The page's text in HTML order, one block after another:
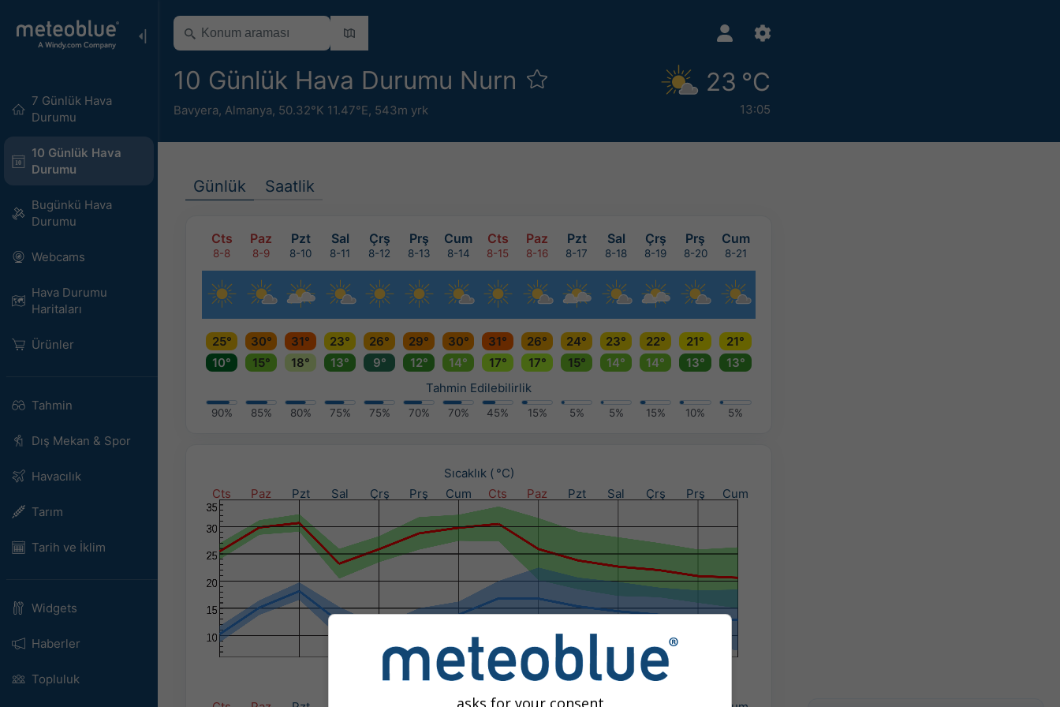
7 Günlük Hava
Durumu
10 Günlük Hava
Durumu
Bugünkü Hava
Durumu
Webcams
Hava Durumu
Haritaları​
Ürünler
Tahmin
Dış Mekan & Spor
Havacılık
Tarım
Tarih ve İklim
Widgets
Haberler
Topluluk
10 Günlük Hava Durumu Nurn
Bavyera, Almanya, 50.32°K 11.47°E, 543m yrk
23 °C
13:05
Günlük Saatlik
Cts Paz Pzt Sal Çrş Prş Cum Cts Paz Pzt Sal Çrş Prş Cum
8-8 8-9 8-10 8-11 8-12 8-13 8-14 8-15 8-16 8-17 8-18 8-19 8-20 8-21
25° 30° 31° 23° 26° 29° 30° 31° 26° 24° 23° 22° 21°
21°
10°
15° 18° 13° 9° 12° 14° 17° 17° 15° 14° 14° 13°
13°
Tahmin Edilebilirlik
90% 85% 80% 75% 75% 70% 70% 45% 15% 5% 5% 15% 10% 5%
Sıcaklık ( °C)
Cts
Paz Pzt Sal Çrş Prş Cum Cts Paz Pzt Sal Çrş Prş Cum
Yağış (mm) / Yağış olasılığı (%)
asks for your consent